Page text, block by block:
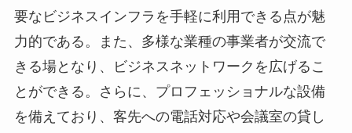
要なビジネスインフラを手軽に利用できる点が魅
力的である。また、多様な業種の事業者が交流で
きる場となり、ビジネスネットワークを広げるこ
とができる。さらに、プロフェッショナルな設備
を備えており、客先への電話対応や会議室の貸し